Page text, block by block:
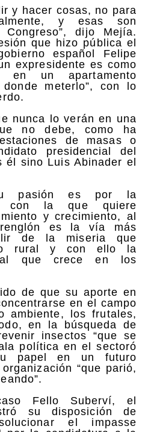
y hacer cosas, no para
y esas son
dijo Mejía.
que hizo pública el
español Felipe
expresidente es como
un apartamento
meterlo”, con lo
nunca lo verán en una
no debe, como ha
de masas o
presidencial del
él sino Luis Abinader el
pasión es por la
con la que quiere
y crecimiento, al
es la vía más
de la miseria que
rural y con ello la
que crece en los
de que su aporte en
en el campo
ambiente, los frutales,
en la búsqueda de
insectos “que se
política en el sectoró
papel en un futuro
“que parió,
Fello Suberví, el
su disposición de
el impasse